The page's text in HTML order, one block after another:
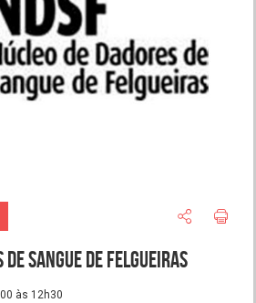
de Sangue de Felgueiras
às 12h30